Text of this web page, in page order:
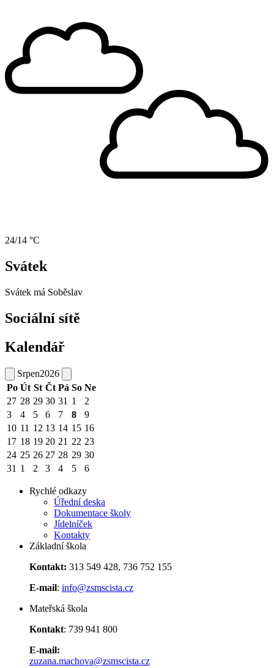
24/14 °C
Svátek
Svátek má Soběslav
Sociální sítě
Kalendář
Srpen2026
Po Út St Čt Pá So Ne
27 28 29 30 31 1
2
3
4 5 6 7 8
9
10 11 12 13 14 15 16
17 18 19 20 21 22 23
24 25 26 27 28 29 30
31 1 2 3 4 5 6
Rychlé odkazy
Úřední deska
Dokumentace školy
Jídelníček
Kontakty
Základní škola
Kontakt: 313 549 428, 736 752 155
E-mail: info@zsmscista.cz
Mateřská škola
Kontakt: 739 941 800
E-mail:
zuzana.machova@zsmscista.cz